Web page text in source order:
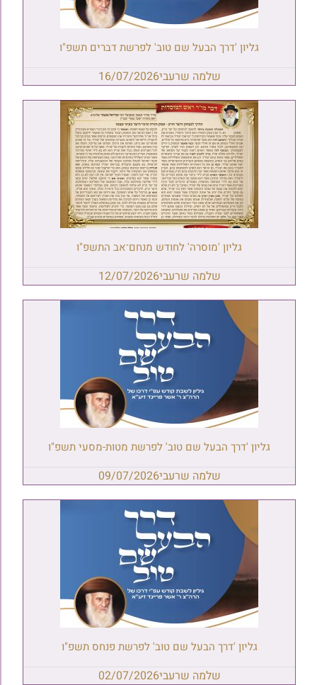
גליון 'דרך הבעל שם טוב' לפרשת דברים תשפ"ו
שלמה שרעבי16/07/2026
גליון 'מוסרה' לחודש מנחם־אב התשפ"ו
שלמה שרעבי12/07/2026
גליון 'דרך הבעל שם טוב' לפרשת מטות-מסעי תשפ"ו
שלמה שרעבי09/07/2026
גליון 'דרך הבעל שם טוב' לפרשת פנחס תשפ"ו
שלמה שרעבי02/07/2026